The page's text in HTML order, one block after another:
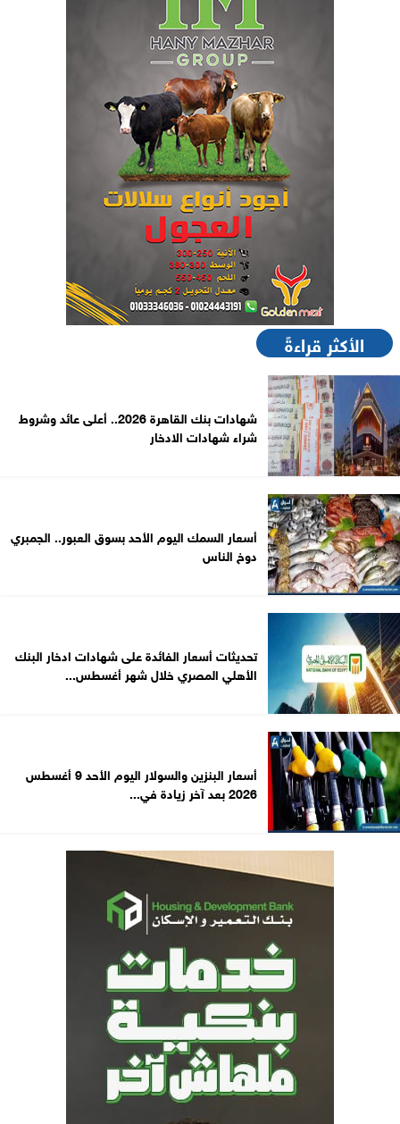
الأكثر قراءةً
شهادات بنك القاهرة 2026.. أعلى عائد وشروط
شراء شهادات الادخار
أسعار السمك اليوم الأحد بسوق العبور.. الجمبري
دوخ الناس
تحديثات أسعار الفائدة على شهادات ادخار البنك
الأهلي المصري خلال شهر أغسطس...
أسعار البنزين والسولار اليوم الأحد 9 أغسطس
2026 بعد آخر زيادة في...